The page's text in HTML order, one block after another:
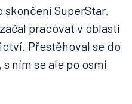
SuperStar.
pracovat v oblasti
Přestěhoval se do
ním se ale po osmi